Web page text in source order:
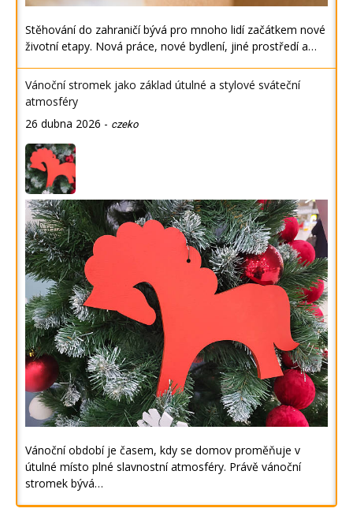
Stěhování do zahraničí bývá pro mnoho lidí začátkem nové
životní etapy. Nová práce, nové bydlení, jiné prostředí a…
Vánoční stromek jako základ útulné a stylové sváteční
atmosféry
26 dubna 2026 - czeko
Vánoční období je časem, kdy se domov proměňuje v
útulné místo plné slavnostní atmosféry. Právě vánoční
stromek bývá…